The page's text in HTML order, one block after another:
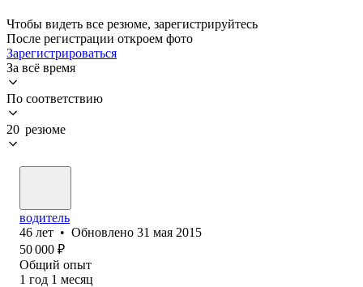
Чтобы видеть все резюме, зарегистрируйтесь
После регистрации откроем фото
Зарегистрироваться
За всё время
По соответствию
20 резюме
водитель
46 лет • Обновлено 31 мая 2015
50 000 ₽
Общий опыт
1 год 1 месяц